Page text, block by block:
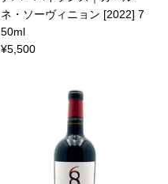
ネ・ソーヴィニョン [2022] 7
50ml
¥5,500